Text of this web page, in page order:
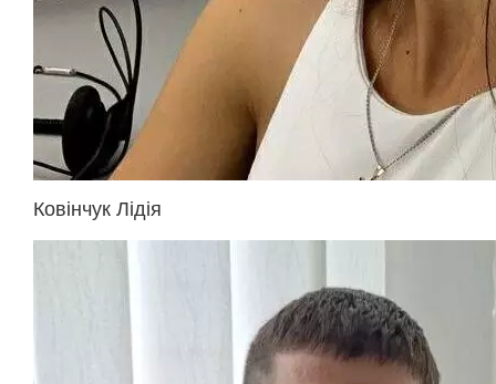
Ковінчук Лідія